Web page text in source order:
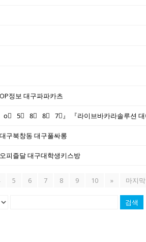
정보 대구파파카츠
구북창동 대구풀싸롱
피즐달 대구대학생키스방
5 6 7 8 9 10 » 마지막
검색